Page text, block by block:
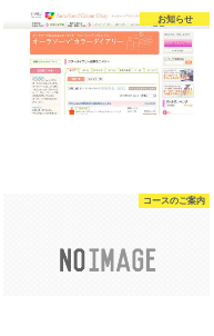
お知らせ
コースのご案内